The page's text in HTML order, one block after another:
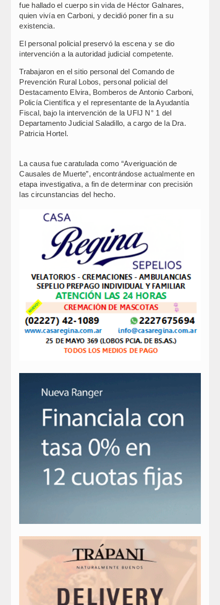
fue hallado el cuerpo sin vida de Héctor Galnares,
quien vivía en Carboni, y decidió poner fin a su
existencia.
El personal policial preservó la escena y se dio
intervención a la autoridad judicial competente.
Trabajaron en el sitio personal del Comando de
Prevención Rural Lobos, personal policial del
Destacamento Elvira, Bomberos de Antonio Carboni,
Policía Científica y el representante de la Ayudantía
Fiscal, bajo la intervención de la UFIJ N° 1 del
Departamento Judicial Saladillo, a cargo de la Dra.
Patricia Hortel.
La causa fue caratulada como “Averiguación de
Causales de Muerte”, encontrándose actualmente en
etapa investigativa, a fin de determinar con precisión
las circunstancias del hecho.